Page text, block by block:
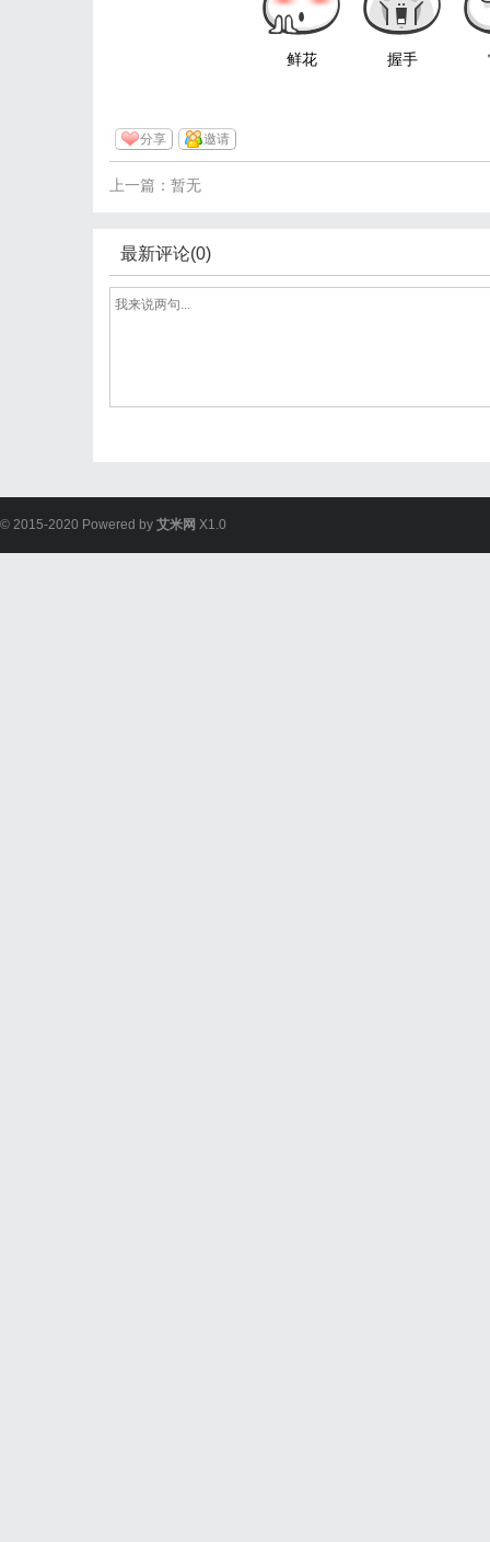
鲜花 握手
分享 邀请
上一篇：暂无
最新评论(0)
© 2015-2020 Powered by 艾米网 X1.0